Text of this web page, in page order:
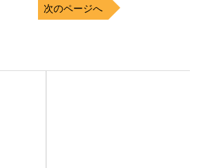
次のページへ